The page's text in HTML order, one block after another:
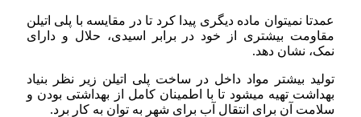
عمدتا نمیتوان ماده دیگری پیدا کرد تا در مقایسه با پلی اتیلن
مقاومت بیشتری از خود در برابر اسیدی، حلال و دارای
نمک، نشان دهد.
تولید بیشتر مواد داخل در ساخت پلی اتیلن زیر نظر بنیاد
بهداشت تهیه میشود تا با اطمینان کامل از بهداشتی بودن و
سلامت آن برای انتقال آب برای شهر به توان به کار برد.